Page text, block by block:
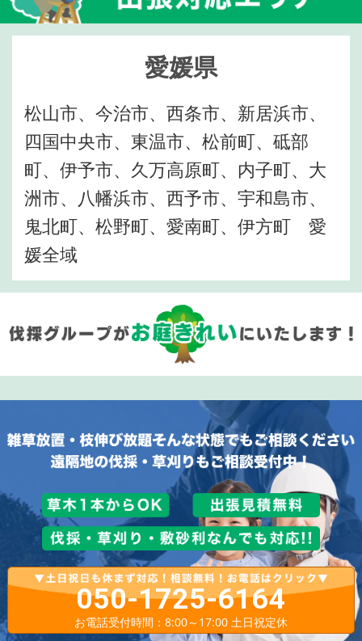
愛媛県
松山市、今治市、西条市、新居浜市、
四国中央市、東温市、松前町、砥部
町、伊予市、久万高原町、内子町、大
洲市、八幡浜市、西予市、宇和島市、
鬼北町、松野町、愛南町、伊方町 愛
媛全域
050-1725-6164
お電話受付時間：8:00～17:00 土日祝定休